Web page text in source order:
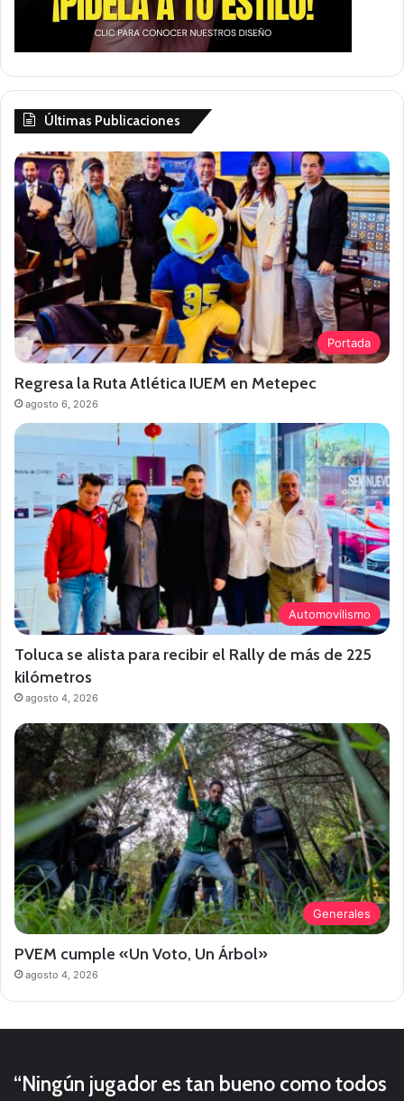
Últimas Publicaciones
Portada
Regresa la Ruta Atlética IUEM en Metepec
agosto 6, 2026
Automovilismo
Toluca se alista para recibir el Rally de más de 225
kilómetros
agosto 4, 2026
Generales
PVEM cumple «Un Voto, Un Árbol»
agosto 4, 2026
“Ningún jugador es tan bueno como todos